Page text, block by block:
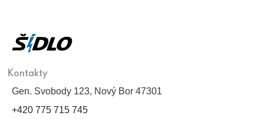
Kontakty
Gen. Svobody 123, Nový Bor 47301
+420 775 715 745